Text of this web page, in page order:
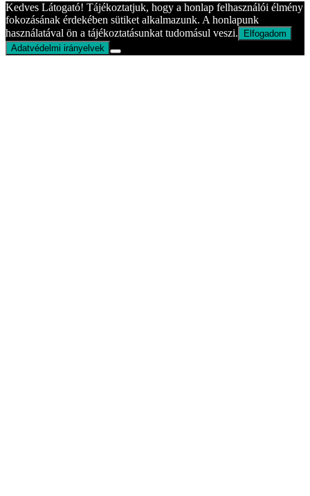
Kedves Látogató! Tájékoztatjuk, hogy a honlap felhasználói élmény
fokozásának érdekében sütiket alkalmazunk. A honlapunk
használatával ön a tájékoztatásunkat tudomásul veszi.
Elfogadom
Adatvédelmi irányelvek